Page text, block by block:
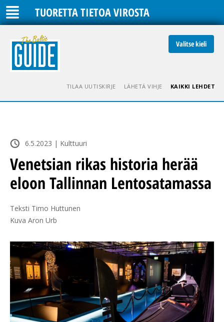
TUORETTA TIETOA VIROSTA
Valitse kieli
TILAA UUTISKIRJE LÄHETÄ VIHJE KAIKKI LEHDET
6.5.2023 | Kulttuuri
Venetsian rikas historia herää
eloon Tallinnan Lentosatamassa
Teksti Timo Huttunen
Kuva Aron Urb